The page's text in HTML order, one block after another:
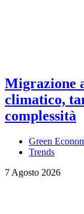
Migrazione
climatico,
complessità
Green
Trends
7 Agosto 2026